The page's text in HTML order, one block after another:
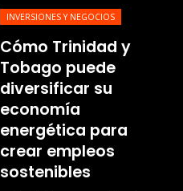
INVERSIONES Y NEGOCIOS
Cómo Trinidad y
Tobago puede
diversificar su
economía
energética para
crear empleos
sostenibles